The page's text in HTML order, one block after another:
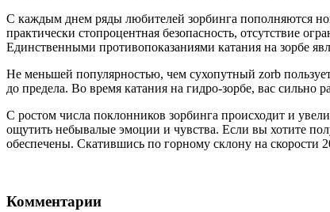
С каждым днем ряды любителей зорбинга пополняются
практически стопроцентная безопасность, отсутствие
Единственными противопоказаниями катания на зорбе
Не меньшей популярностью, чем сухопутный zorb
до предела. Во время катания на гидро-зорбе, вас сильно
С ростом числа поклонников зорбинга происходит и
ощутить небывалые эмоции и чувства. Если вы хотите
обеспечены. Скатившись по горному склону на скорости
Комментарии